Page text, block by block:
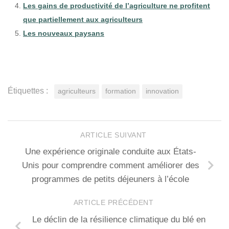
Les gains de productivité de l’agriculture ne profitent
que partiellement aux agriculteurs
Les nouveaux paysans
Étiquettes : agriculteurs formation innovation
ARTICLE SUIVANT
Une expérience originale conduite aux États-
Unis pour comprendre comment améliorer des
programmes de petits déjeuners à l’école
ARTICLE PRÉCÉDENT
Le déclin de la résilience climatique du blé en